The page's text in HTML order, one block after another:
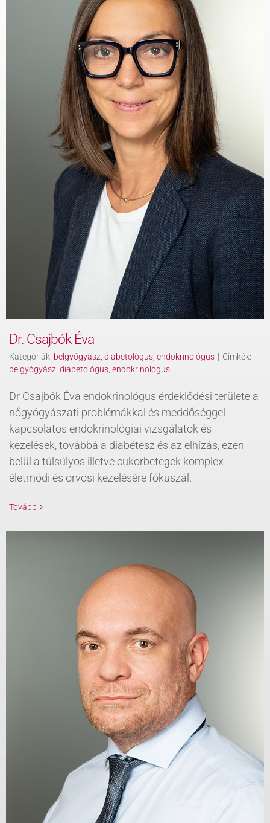
KAPCSOLAT
Dr. Csajbók Éva
Kategóriák: belgyógyász diabetológus endokrinológus | Címkék:
belgyógyász diabetológus endokrinológus
Dr Csajbók Éva endokrinológus érdeklődési területe a
nőgyógyászati problémákkal és meddőséggel
kapcsolatos endokrinológiai vizsgálatok és
kezelések, továbbá a diabétesz és az elhízás, ezen
belül a túlsúlyos illetve cukorbetegek komplex
életmódi és orvosi kezelésére fókuszál.
Tovább